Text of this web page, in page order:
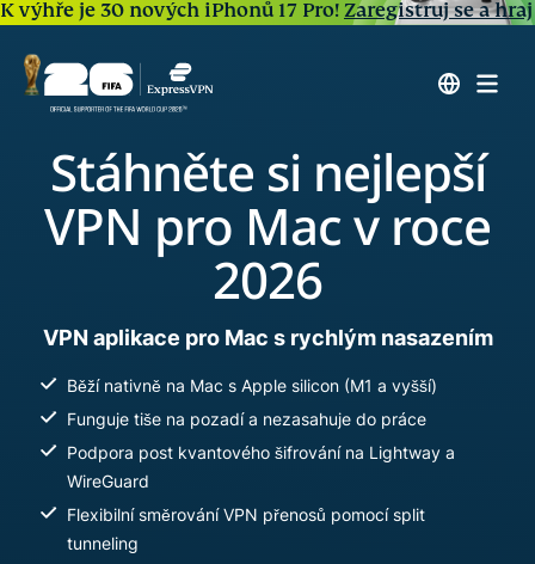
K výhře je 30 nových iPhonů 17 Pro! Zaregistruj se a hraj
Stáhněte si nejlepší
VPN pro Mac v roce
2026
VPN aplikace pro Mac s rychlým nasazením
Běží nativně na Mac s Apple silicon (M1 a vyšší)
Funguje tiše na pozadí a nezasahuje do práce
Podpora post kvantového šifrování na Lightway a
WireGuard
Flexibilní směrování VPN přenosů pomocí split
tunneling